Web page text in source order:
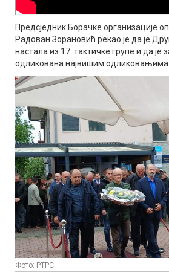
Предсједник Борачке организације
Радован Зорановић рекао је да је
настала из 17. тактичке групе и да је
одликована највишим одликовањима
Фото: РТРС